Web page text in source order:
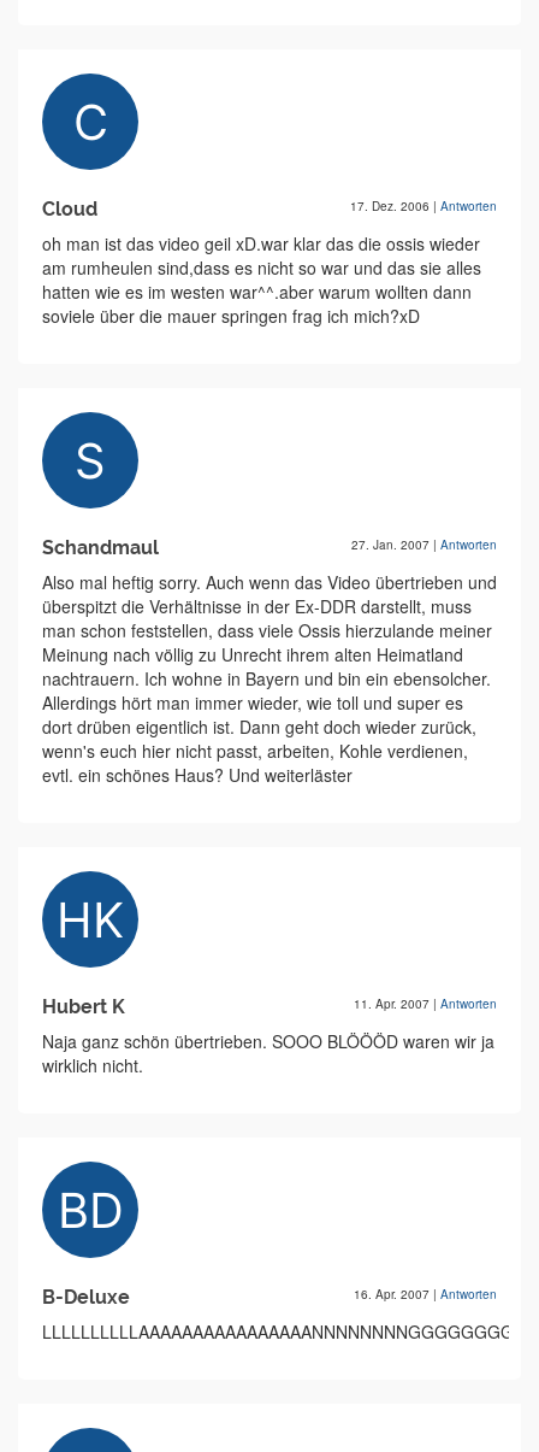
Cloud 17. Dez. 2006 | Antworten
oh man ist das video geil xD.war klar das die ossis wieder
am rumheulen sind,dass es nicht so war und das sie alles
hatten wie es im westen war^^.aber warum wollten dann
soviele über die mauer springen frag ich mich?xD
Schandmaul 27. Jan. 2007 | Antworten
Also mal heftig sorry. Auch wenn das Video übertrieben und
überspitzt die Verhältnisse in der Ex-DDR darstellt, muss
man schon feststellen, dass viele Ossis hierzulande meiner
Meinung nach völlig zu Unrecht ihrem alten Heimatland
nachtrauern. Ich wohne in Bayern und bin ein ebensolcher.
Allerdings hört man immer wieder, wie toll und super es
dort drüben eigentlich ist. Dann geht doch wieder zurück,
wenn's euch hier nicht passt, arbeiten, Kohle verdienen,
evtl. ein schönes Haus? Und weiterläster
Hubert K 11. Apr. 2007 | Antworten
Naja ganz schön übertrieben. SOOO BLÖÖÖD waren wir ja
wirklich nicht.
B-Deluxe 16. Apr. 2007 | Antworten